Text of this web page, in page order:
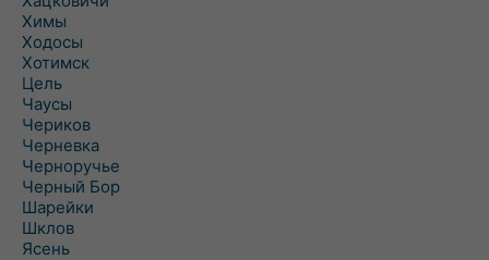
Химы
Ходосы
Хотимск
Цель
Чаусы
Чериков
Черневка
Черноручье
Черный Бор
Шарейки
Шклов
Ясень